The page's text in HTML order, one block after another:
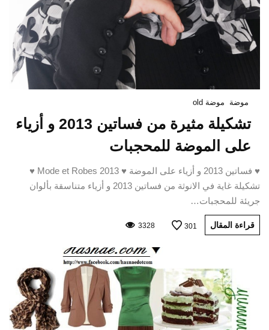
موضة موضة old
تشكيلة مثيرة من فساتين 2013 و أزياء
على الموضة للمحجبات
♥ فساتين 2013 و أزياء على الموضة ♥ Mode et Robes 2013 ♥
تشكيلة غاية في الانوثة من فساتين 2013 و أزياء متناسقة بألوان
جريئة للمحجبات…
قراءة المقال 301
3328